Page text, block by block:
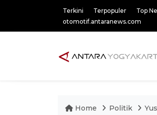
Terkini Terpopuler Top
otomotif.antaranews.com
Home Politik